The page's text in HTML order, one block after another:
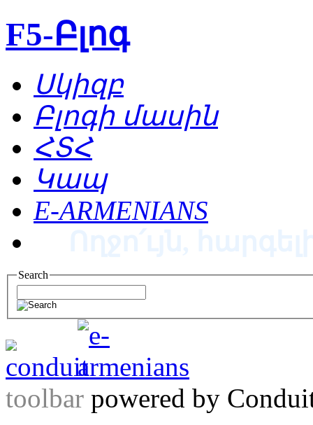
F5-Բլոգ
Սկիզբ
Բլոգի մասին
ՀՏՀ
Կապ
E-ARMENIANS
Search
toolbar powered by